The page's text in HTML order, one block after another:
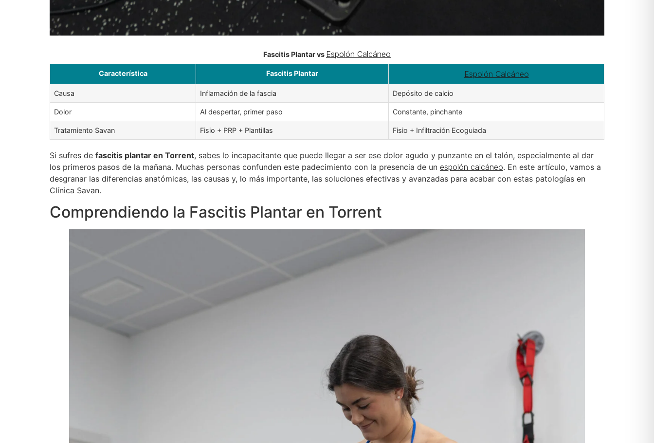
Fascitis Plantar vs Espolón Calcáneo
Característica Fascitis Plantar Espolón Calcáneo
Causa Inflamación de la fascia Depósito de calcio
Dolor Al despertar, primer paso Constante, pinchante
Tratamiento Savan Fisio + PRP + Plantillas Fisio + Infiltración Ecoguiada
Si sufres de fascitis plantar en Torrent, sabes lo incapacitante que puede llegar a ser ese dolor agudo y punzante en el talón, especialmente al dar
los primeros pasos de la mañana. Muchas personas confunden este padecimiento con la presencia de un espolón calcáneo. En este artículo, vamos a
desgranar las diferencias anatómicas, las causas y, lo más importante, las soluciones efectivas y avanzadas para acabar con estas patologías en
Clínica Savan.
Comprendiendo la Fascitis Plantar en Torrent